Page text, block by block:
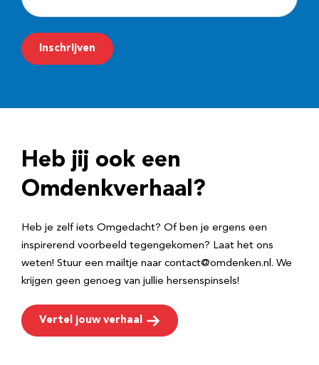
-
m
a
r
e
Inschrijven
Heb jij ook een
Omdenkverhaal?
Heb je zelf iets Omgedacht? Of ben je ergens een
inspirerend voorbeeld tegengekomen? Laat het ons
weten! Stuur een mailtje naar contact@omdenken.nl. We
krijgen geen genoeg van jullie hersenspinsels!
Vertel jouw verhaal